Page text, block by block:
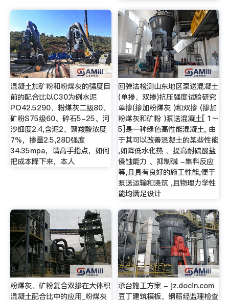
混凝土加矿粉和粉煤灰的强度目
前的配合比以C30为例水泥
PO42.5290、粉煤灰二级80、
矿粉S75级60、碎石5-25、河
沙细度2.4,含泥2、聚羧酸浓度
7%，掺量2.5,28D强度
34.35mpa，请高手指点，如何
把成本降下来，本人
回弹法检测山东地区泵送混凝土
(单掺、双掺)抗压强度试验研究
单掺(掺加粉煤灰 )和双掺 (掺加
粉煤灰和矿粉 )泵送混凝土[ 1～
5]是一种绿色高性能混凝土, 由
于其可以改善混凝土的某些性能
,如降低水化热 、提高耐硫酸盐
侵蚀能力 、抑制碱 -集料反应
等,且具有良好的施工性能,便于
泵送运输和浇筑 ,且物理力学性
能均满足设计
粉煤灰、矿粉复合双掺在大体积
混凝土配合比中的应用_粉煤灰
承台施工方案 - jz.docin.com
豆丁建筑模板、钢筋经监理检查